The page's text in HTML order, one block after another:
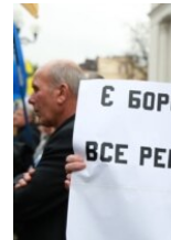
ВСЕ ЗА ДЕНЬ
СПЕЦПРОЕКТИ
ДЕПОРТАЦІЯ
ВІДЕОУРОКИ
СВІДЧЕННЯ
УКРАЇНСЬКА
ЯК ОБІЙТИ
Русский
Qırımtatar